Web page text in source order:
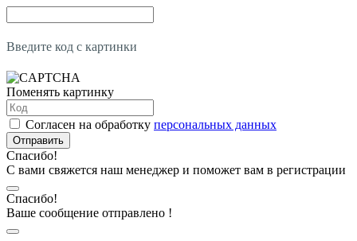
Введите код с картинки
Поменять картинку
Согласен на обработку персональных данных
Отправить
Спасибо!
С вами свяжется наш менеджер и поможет вам в регистрации
Спасибо!
Ваше сообщение отправлено !